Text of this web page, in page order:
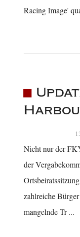
Racing Image'
Nicht nur der
der
zahlreiche
mangelnde Tr ...